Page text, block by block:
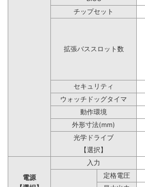
チップセット
拡張バススロット数
セキュリティ
ウォッチドッグタイマ
動作環境
外形寸法(mm)
光学ドライブ
【選択】
電源
入力
定格電圧